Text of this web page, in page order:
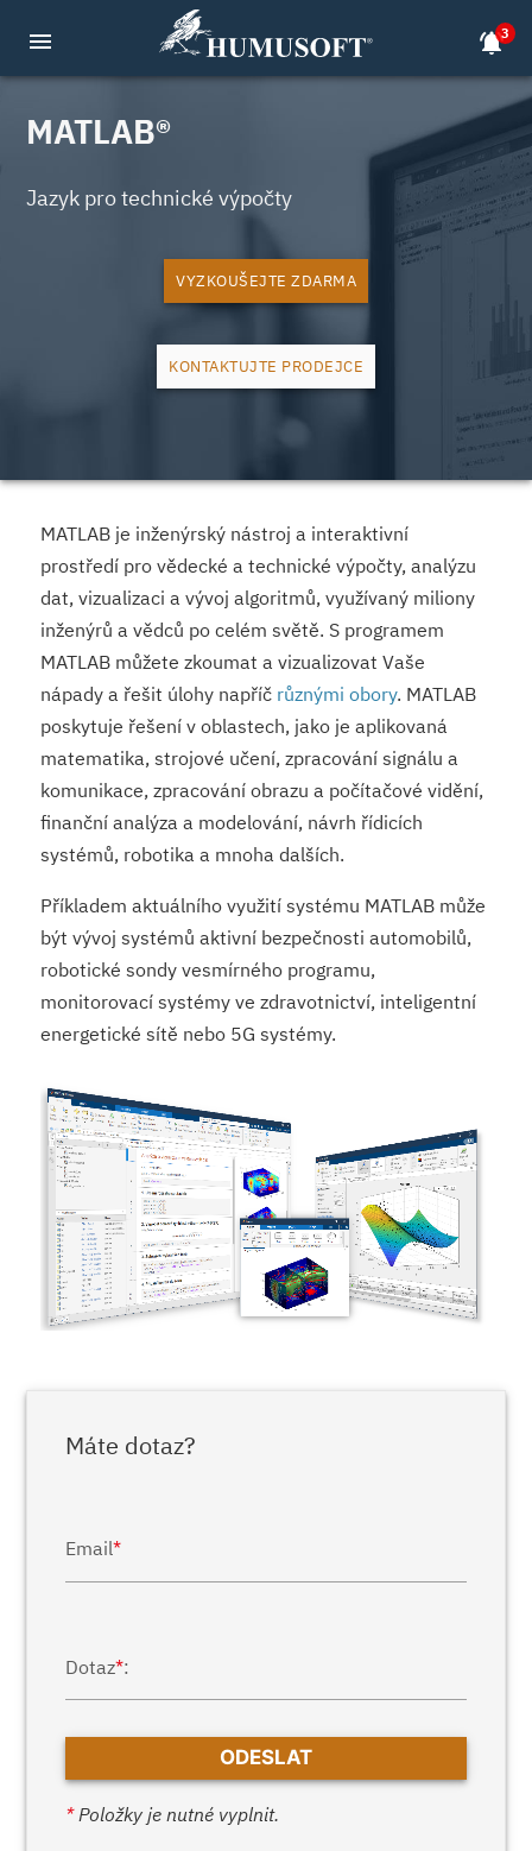
menu notifications_active3
MATLAB®
Jazyk pro technické výpočty
VYZKOUŠEJTE ZDARMA
KONTAKTUJTE PRODEJCE
MATLAB je inženýrský nástroj a interaktivní
prostředí pro vědecké a technické výpočty, analýzu
dat, vizualizaci a vývoj algoritmů, využívaný miliony
inženýrů a vědců po celém světě. S programem
MATLAB můžete zkoumat a vizualizovat Vaše
nápady a řešit úlohy napříč různými obory. MATLAB
poskytuje řešení v oblastech, jako je aplikovaná
matematika, strojové učení, zpracování signálu a
komunikace, zpracování obrazu a počítačové vidění,
finanční analýza a modelování, návrh řídicích
systémů, robotika a mnoha dalších.
Příkladem aktuálního využití systému MATLAB může
být vývoj systémů aktivní bezpečnosti automobilů,
robotické sondy vesmírného programu,
monitorovací systémy ve zdravotnictví, inteligentní
energetické sítě nebo 5G systémy.
Máte dotaz?
Email*
Dotaz*:
*Položky je nutné vyplnit.